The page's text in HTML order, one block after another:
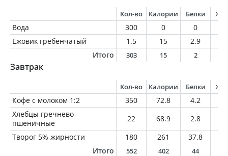
Кол-во Калории Белки
Вода 300 0 0
Ежовик гребенчатый
1.5 15 2.9
Итого
303 15 2
Завтрак
Кол-во Калории Белки
Кофе с молоком 1:2 350 72.8 4.2
Хлебцы гречнево
пшеничные
22 68.9 2.8
Творог 5% жирности
180 261 37.8
Итого
552 402 44